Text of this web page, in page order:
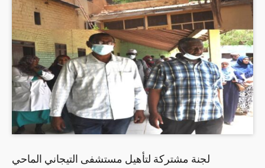
لجنة مشتركة لتأهيل مستشفى التيجاني الماحي